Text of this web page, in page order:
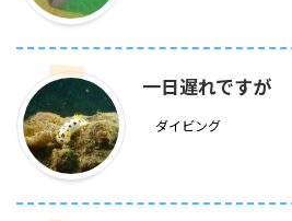
一日遅れですが
ダイビング